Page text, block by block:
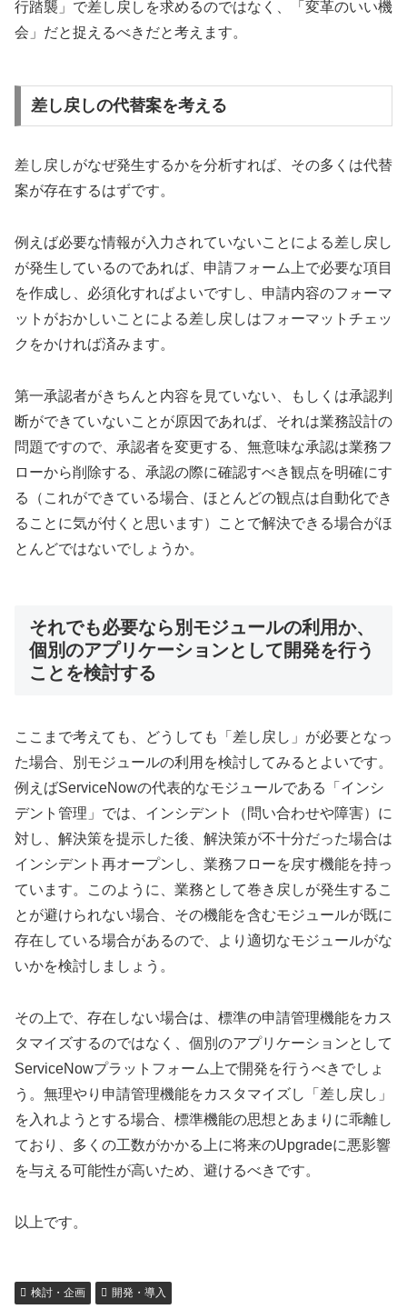
行踏襲」で差し戻しを求めるのではなく、「変革のいい機
会」だと捉えるべきだと考えます。
差し戻しの代替案を考える
差し戻しがなぜ発生するかを分析すれば、その多くは代替
案が存在するはずです。
例えば必要な情報が入力されていないことによる差し戻し
が発生しているのであれば、申請フォーム上で必要な項目
を作成し、必須化すればよいですし、申請内容のフォーマ
ットがおかしいことによる差し戻しはフォーマットチェッ
クをかければ済みます。
第一承認者がきちんと内容を見ていない、もしくは承認判
断ができていないことが原因であれば、それは業務設計の
問題ですので、承認者を変更する、無意味な承認は業務フ
ローから削除する、承認の際に確認すべき観点を明確にす
る（これができている場合、ほとんどの観点は自動化でき
ることに気が付くと思います）ことで解決できる場合がほ
とんどではないでしょうか。
それでも必要なら別モジュールの利用か、
個別のアプリケーションとして開発を行う
ことを検討する
ここまで考えても、どうしても「差し戻し」が必要となっ
た場合、別モジュールの利用を検討してみるとよいです。
例えばServiceNowの代表的なモジュールである「インシ
デント管理」では、インシデント（問い合わせや障害）に
対し、解決策を提示した後、解決策が不十分だった場合は
インシデント再オープンし、業務フローを戻す機能を持っ
ています。このように、業務として巻き戻しが発生するこ
とが避けられない場合、その機能を含むモジュールが既に
存在している場合があるので、より適切なモジュールがな
いかを検討しましょう。
その上で、存在しない場合は、標準の申請管理機能をカス
タマイズするのではなく、個別のアプリケーションとして
ServiceNowプラットフォーム上で開発を行うべきでしょ
う。無理やり申請管理機能をカスタマイズし「差し戻し」
を入れようとする場合、標準機能の思想とあまりに乖離し
ており、多くの工数がかかる上に将来のUpgradeに悪影響
を与える可能性が高いため、避けるべきです。
以上です。
検討・企画 開発・導入